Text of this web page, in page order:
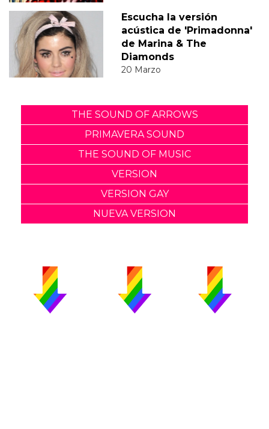
Escucha la versión
acústica de 'Primadonna'
de Marina & The
Diamonds
20 Marzo
THE SOUND OF ARROWS
PRIMAVERA SOUND
THE SOUND OF MUSIC
VERSION
VERSION GAY
NUEVA VERSION